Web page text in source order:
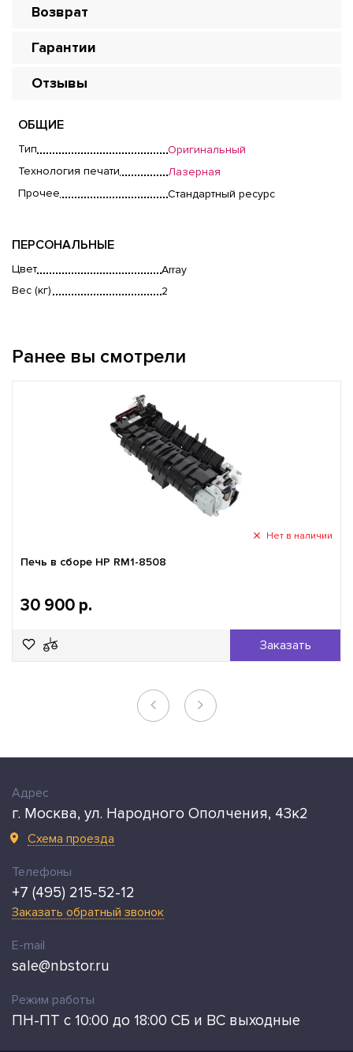
Возврат
Гарантии
Отзывы
ОБЩИЕ
Тип
Оригинальный
Технология печати
Лазерная
Прочее
Стандартный ресурс
ПЕРСОНАЛЬНЫЕ
Цвет
Array
Вес (кг)
2
Ранее вы смотрели
Нет в наличии
Печь в сборе HP RM1-8508
30 900 р.
Заказать
Адрес
г. Москва, ул. Народного Ополчения, 43к2
Схема проезда
Телефоны
+7 (495) 215-52-12
Заказать обратный звонок
E-mail
sale@nbstor.ru
Режим работы
ПН-ПТ с 10:00 до 18:00 СБ и ВС выходные